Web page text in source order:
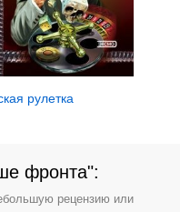
рулетка
фронта":
рецензию или